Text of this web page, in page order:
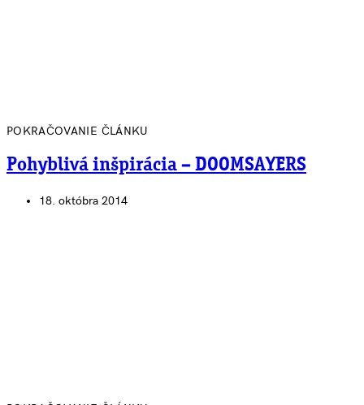
POKRAČOVANIE ČLÁNKU
Pohyblivá inšpirácia – DOOMSAYERS
18. októbra 2014